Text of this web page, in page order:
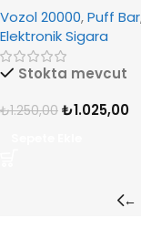
Vozol 20000,Puff Bar
Elektronik Sigara
Stokta mevcut
₺1.250,00 ₺1.025,00
←